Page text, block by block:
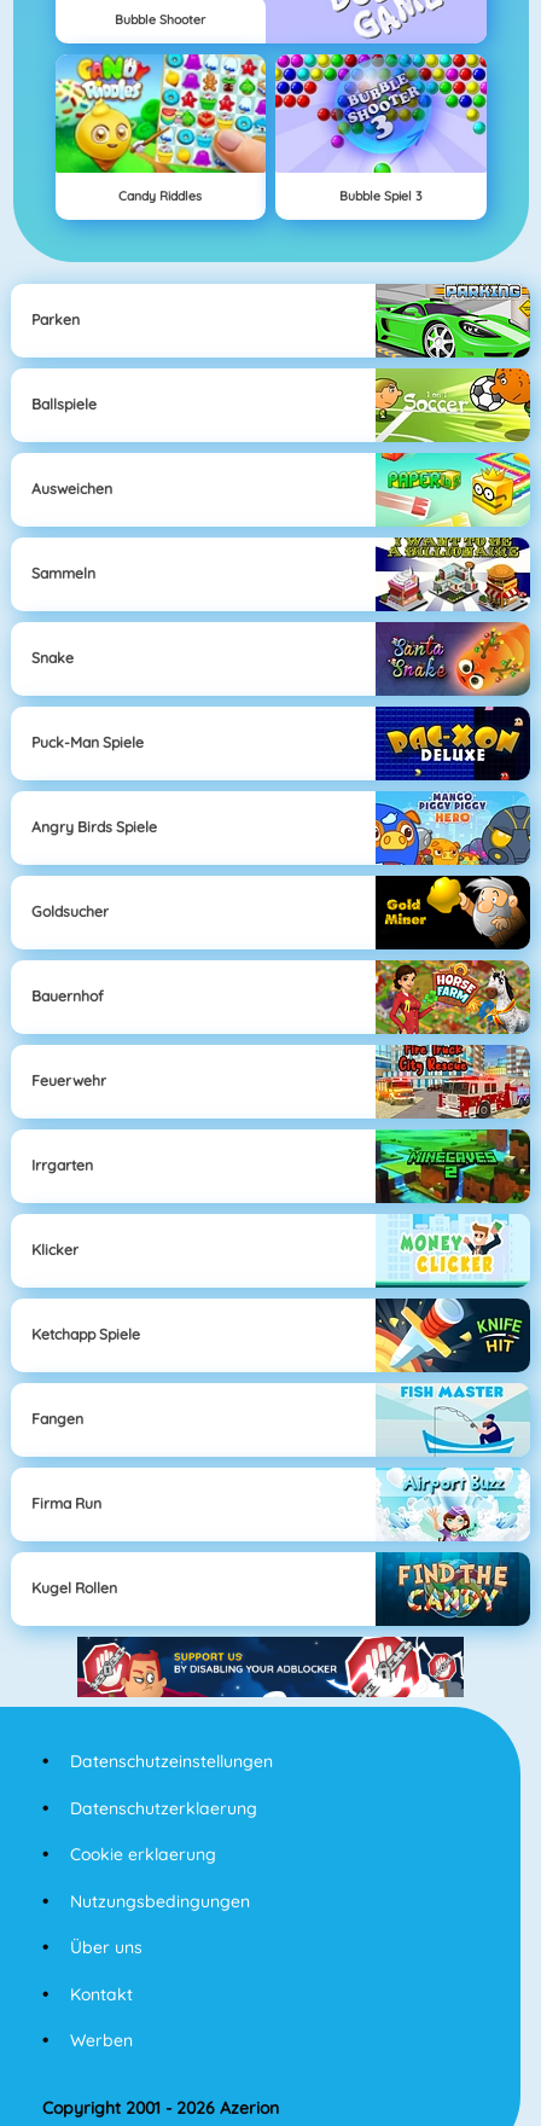
Bubble Shooter
Candy Riddles Bubble Spiel 3
Parken
Ballspiele
Ausweichen
Sammeln
Snake
Puck-Man Spiele
Angry Birds Spiele
Goldsucher
Bauernhof
Feuerwehr
Irrgarten
Klicker
Ketchapp Spiele
Fangen
Firma Run
Kugel Rollen
Datenschutzeinstellungen
Datenschutzerklaerung
Cookie erklaerung
Nutzungsbedingungen
Über uns
Kontakt
Werben
Copyright 2001 - 2026 Azerion